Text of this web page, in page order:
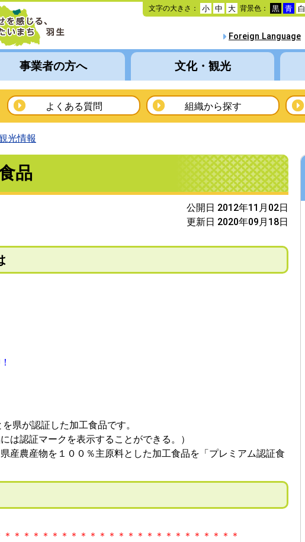
本
文
動
文字の大きさ： 小 中 大 背景色： 黒 青 白
Foreign Language
事業者の方へ 文化・観光
よくある質問 組織から探す
光情報
品
公開日 2012年11月02日
更新日 2020年09月18日
県が認証した加工食品です。
は認証マークを表示することができる。）
産農産物を１００％主原料とした加工食品を「プレミアム認証食
＊＊＊＊＊＊＊＊＊＊＊＊＊＊＊＊＊＊＊＊＊＊＊＊